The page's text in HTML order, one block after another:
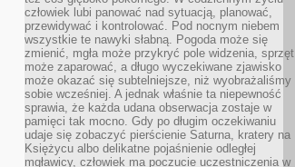
człowiek lubi panować nad sytuacją, planować,
przewidywać i kontrolować. Pod nocnym niebem
wszystkie te nawyki słabną. Pogoda może się
zmienić, mgła może przykryć pole widzenia, sprzęt
może zaparować, a długo wyczekiwane zjawisko
może okazać się subtelniejsze, niż wyobrażaliśmy
sobie wcześniej. A jednak właśnie ta niepewność
sprawia, że każda udana obserwacja zostaje w
pamięci tak mocno. Gdy po długim oczekiwaniu
udaje się zobaczyć pierścienie Saturna, kratery na
Księżycu albo delikatne pojaśnienie odległej
mgławicy, człowiek ma poczucie uczestniczenia w